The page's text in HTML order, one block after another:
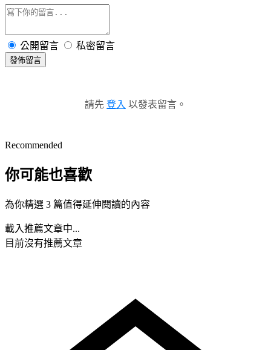
公開留言 私密留言
發佈留言
請先 登入 以發表留言。
Recommended
你可能也喜歡
為你精選 3 篇值得延伸閱讀的內容
載入推薦文章中...
目前沒有推薦文章